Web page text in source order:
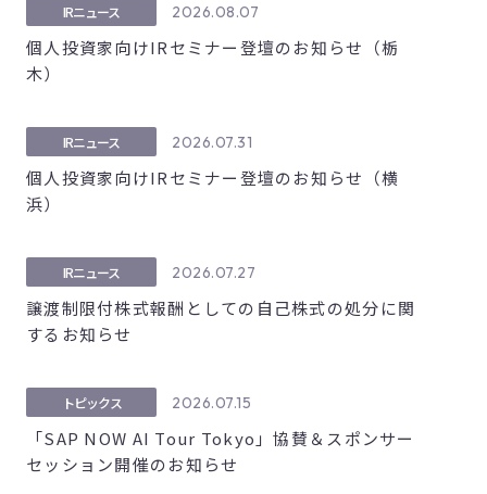
2026.08.07
IRニュース
個人投資家向けIRセミナー登壇のお知らせ（栃
木）
2026.07.31
IRニュース
個人投資家向けIRセミナー登壇のお知らせ（横
浜）
2026.07.27
IRニュース
譲渡制限付株式報酬としての自己株式の処分に関
するお知らせ
2026.07.15
トピックス
「SAP NOW AI Tour Tokyo」協賛＆スポンサー
セッション開催のお知らせ